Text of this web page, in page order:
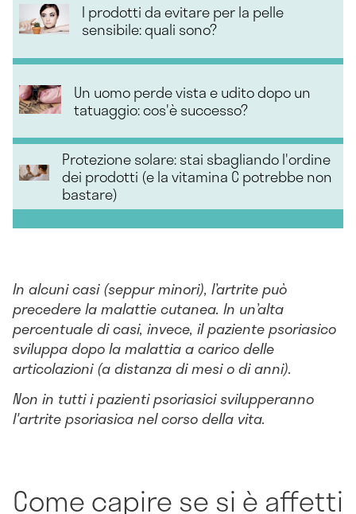
I prodotti da evitare per la pelle
sensibile: quali sono?
Un uomo perde vista e udito dopo un
tatuaggio: cos'è successo?
Protezione solare: stai sbagliando l'ordine
dei prodotti (e la vitamina C potrebbe non
bastare)
In alcuni casi (seppur minori), l’artrite può
precedere la malattie cutanea. In un’alta
percentuale di casi, invece, il paziente psoriasico
sviluppa dopo la malattia a carico delle
articolazioni (a distanza di mesi o di anni).
Non in tutti i pazienti psoriasici svilupperanno
l'artrite psoriasica nel corso della vita.
Come capire se si è affetti